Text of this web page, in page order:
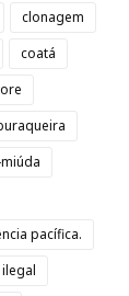
clonagem
coatá
pacífica.